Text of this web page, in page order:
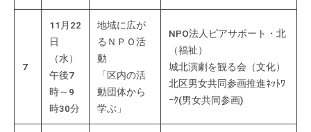
7
11月22
日
（水）
午後7
時～9
時30分
地域に広が
るＮＰＯ活
動
「区内の活
動団体から
学ぶ」
NPO法人ピアサポート・北
（福祉）
城北演劇を観る会（文化）
北区男女共同参画推進ﾈｯﾄﾜ
ｰｸ(男女共同参画)